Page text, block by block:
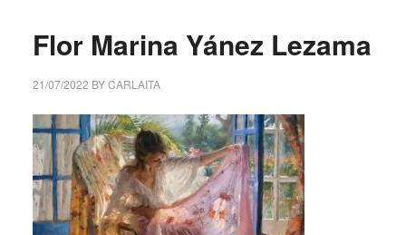
Flor Marina Yánez Lezama
21/07/2022 BYCARLAITA